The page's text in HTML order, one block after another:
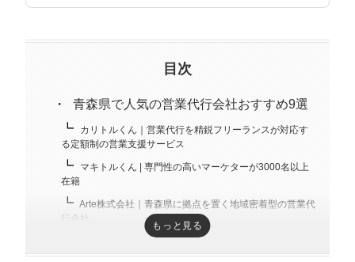
趣味はキックボクシング。アマチュアの戦績は2戦0勝2
目次
青森県で人気の営業代行会社おすすめ9選
カリトルくん｜営業代行を精鋭フリーランスが対応す
る定額制の営業支援サービス
マキトルくん | 専門性の高いマーケターが3000名以上
在籍
Arte株式会社｜青森県に拠点を置く地域密着型の営業代
行会社
取引実績を持つ老舗企業
もっと見る